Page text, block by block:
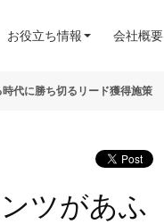
お役立ち情報 会社概要
代に勝ち切るリード獲得施策
ツがあふ